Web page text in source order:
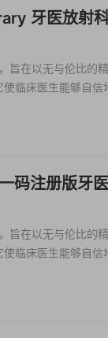
医
旨在以无与伦比的
临床医生能够自信
码注册版牙医
具
旨在以无与伦比的
临床医生能够自信